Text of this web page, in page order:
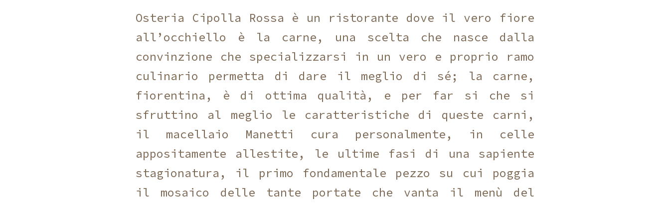
Osteria Cipolla Rossa è un ristorante dove il vero fiore
all’occhiello è la carne, una scelta che nasce dalla
convinzione che specializzarsi in un vero e proprio ramo
culinario permetta di dare il meglio di sé; la carne,
fiorentina, è di ottima qualità, e per far si che si
sfruttino al meglio le caratteristiche di queste carni,
il macellaio Manetti cura personalmente, in celle
appositamente allestite, le ultime fasi di una sapiente
stagionatura, il primo fondamentale pezzo su cui poggia
il mosaico delle tante portate che vanta il menù del